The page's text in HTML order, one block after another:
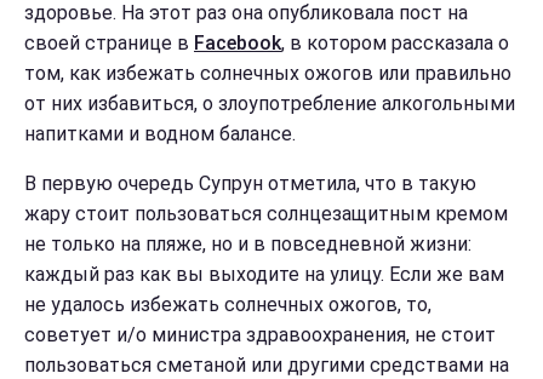
здоровье. На этот раз она опубликовала пост на
своей странице в Facebook, в котором рассказала о
том, как избежать солнечных ожогов или правильно
от них избавиться, о злоупотребление алкогольными
напитками и водном балансе.
В первую очередь Супрун отметила, что в такую
жару стоит пользоваться солнцезащитным кремом
не только на пляже, но и в повседневной жизни:
каждый раз как вы выходите на улицу. Если же вам
не удалось избежать солнечных ожогов, то,
советует и/о министра здравоохранения, не стоит
пользоваться сметаной или другими средствами на